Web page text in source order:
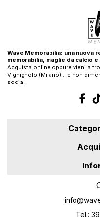
Wave Memorabilia: una nuova
memorabilia, maglie da calcio
Acquista online oppure vieni a
Vighignolo (Milano)… e non
social!
Tel.: